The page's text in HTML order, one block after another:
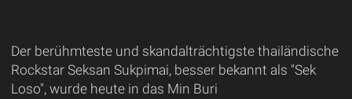
Der berühmteste und skandalträchtigste thailändische
Rockstar Seksan Sukpimai, besser bekannt als "Sek
Loso", wurde heute in das Min Buri